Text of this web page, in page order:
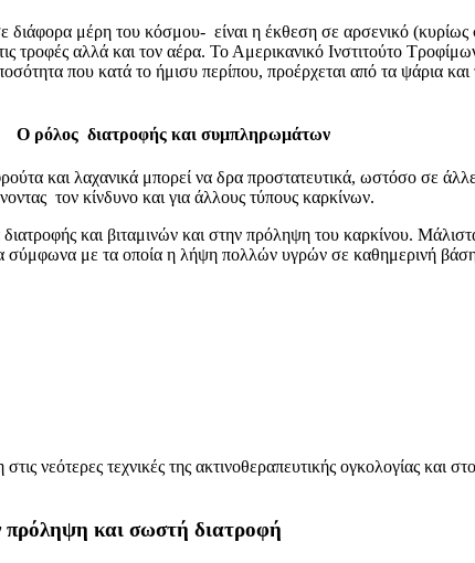
διάφορα μέρη του κόσμου- είναι η έκθεση σε αρσενικό
τροφές αλλά και τον αέρα. Το Αμερικανικό Ινστιτούτο
που κατά το ήμισυ περίπου, προέρχεται από τα ψάρια
Ο ρόλος διατροφής και συμπληρωμάτων
και λαχανικά μπορεί να δρα προστατευτικά, ωστόσο σε
τον κίνδυνο και για άλλους τύπους καρκίνων.
και βιταμινών και στην πρόληψη του καρκίνου.
με τα οποία η λήψη πολλών υγρών σε καθημερινή
στις νεότερες τεχνικές της ακτινοθεραπευτικής ογκολογίας
πρόληψη και σωστή διατροφή